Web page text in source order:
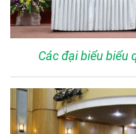
Các đại biểu biểu